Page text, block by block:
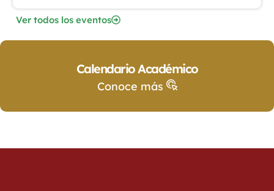
Ver todos los eventos
Calendario Académico
Conoce más